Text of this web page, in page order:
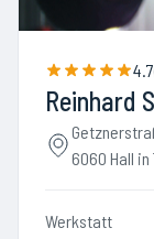
4.7
Reinhard
6060 Hall in
Werkstatt